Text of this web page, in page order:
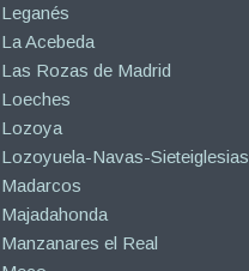
Leganés
La Acebeda
Las Rozas de Madrid
Loeches
Lozoya
Lozoyuela-Navas-Sieteiglesias
Madarcos
Majadahonda
Manzanares el Real